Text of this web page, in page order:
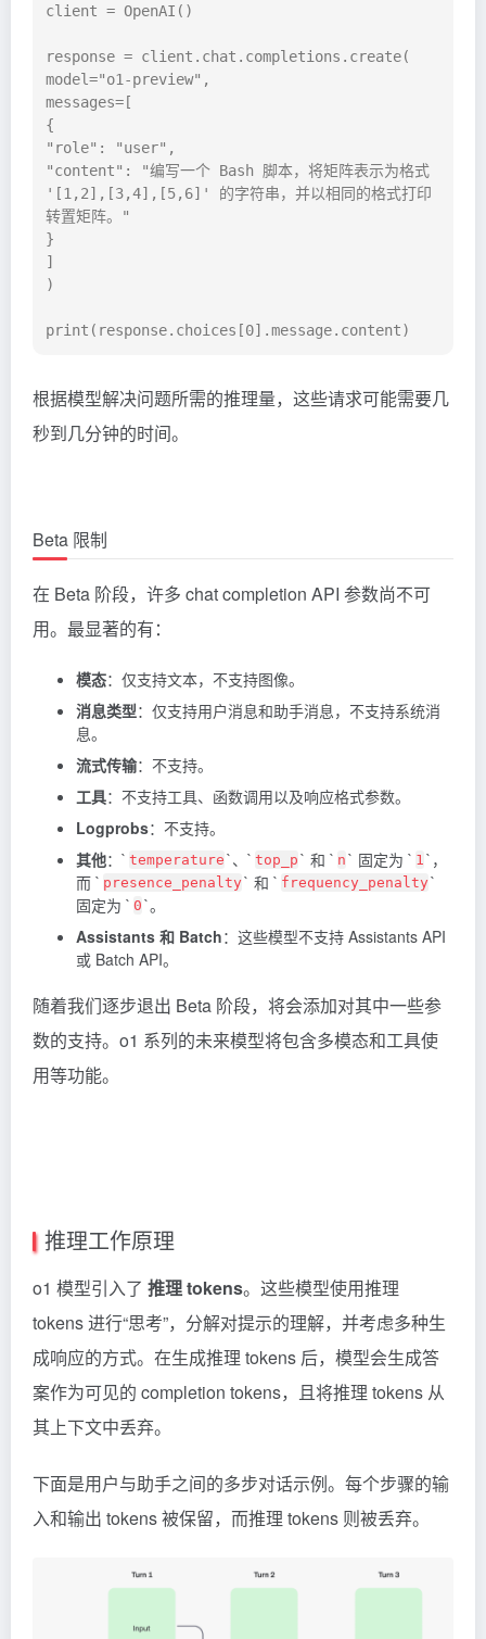
client = OpenAI()
response = client.chat.completions.create(
model="o1-preview",
messages=[
{
"role": "user",
"content": "编写一个 Bash 脚本，将矩阵表示为格式
'[1,2],[3,4],[5,6]' 的字符串，并以相同的格式打印
转置矩阵。"
}
]
)
print(response.choices[0].message.content)
根据模型解决问题所需的推理量，这些请求可能需要几
秒到几分钟的时间。
Beta 限制
在 Beta 阶段，许多 chat completion API 参数尚不可
用。最显著的有：
模态：仅支持文本，不支持图像。
消息类型：仅支持用户消息和助手消息，不支持系统消
息。
流式传输：不支持。
工具：不支持工具、函数调用以及响应格式参数。
Logprobs：不支持。
其他：` temperature `、` top_p ` 和 ` n ` 固定为 ` 1 `，
而 ` presence_penalty ` 和 ` frequency_penalty `
固定为 ` 0 `。
Assistants 和 Batch：这些模型不支持 Assistants API
或 Batch API。
随着我们逐步退出 Beta 阶段，将会添加对其中一些参
数的支持。o1 系列的未来模型将包含多模态和工具使
用等功能。
推理工作原理
o1 模型引入了 推理 tokens。这些模型使用推理
tokens进行“思考”，分解对提示的理解，并考虑多种生
成响应的方式。在生成推理 tokens 后，模型会生成答
案作为可见的 completion tokens，且将推理 tokens 从
其上下文中丢弃。
下面是用户与助手之间的多步对话示例。每个步骤的输
入和输出 tokens 被保留，而推理 tokens 则被丢弃。